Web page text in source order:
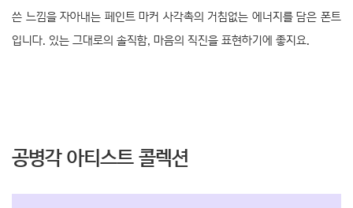
쓴 느낌을 자아내는 페인트 마커 사각촉의 거침없는 에너지를 담은 폰트
입니다. 있는 그대로의 솔직함, 마음의 직진을 표현하기에 좋지요.
공병각 아티스트 콜렉션